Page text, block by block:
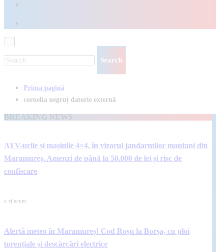
Prima pagină
cornelia negruț datorie externă
BREAKING NEWS
ATV-urile și mașinile 4×4, în vizorul jandarmilor montani din
Maramureș. Amenzi de până la 50.000 de lei și risc de
confiscare
o zi acum
Alertă meteo în Maramureș! Cod Roșu la Borșa, cu ploi
torențiale și descărcări electrice